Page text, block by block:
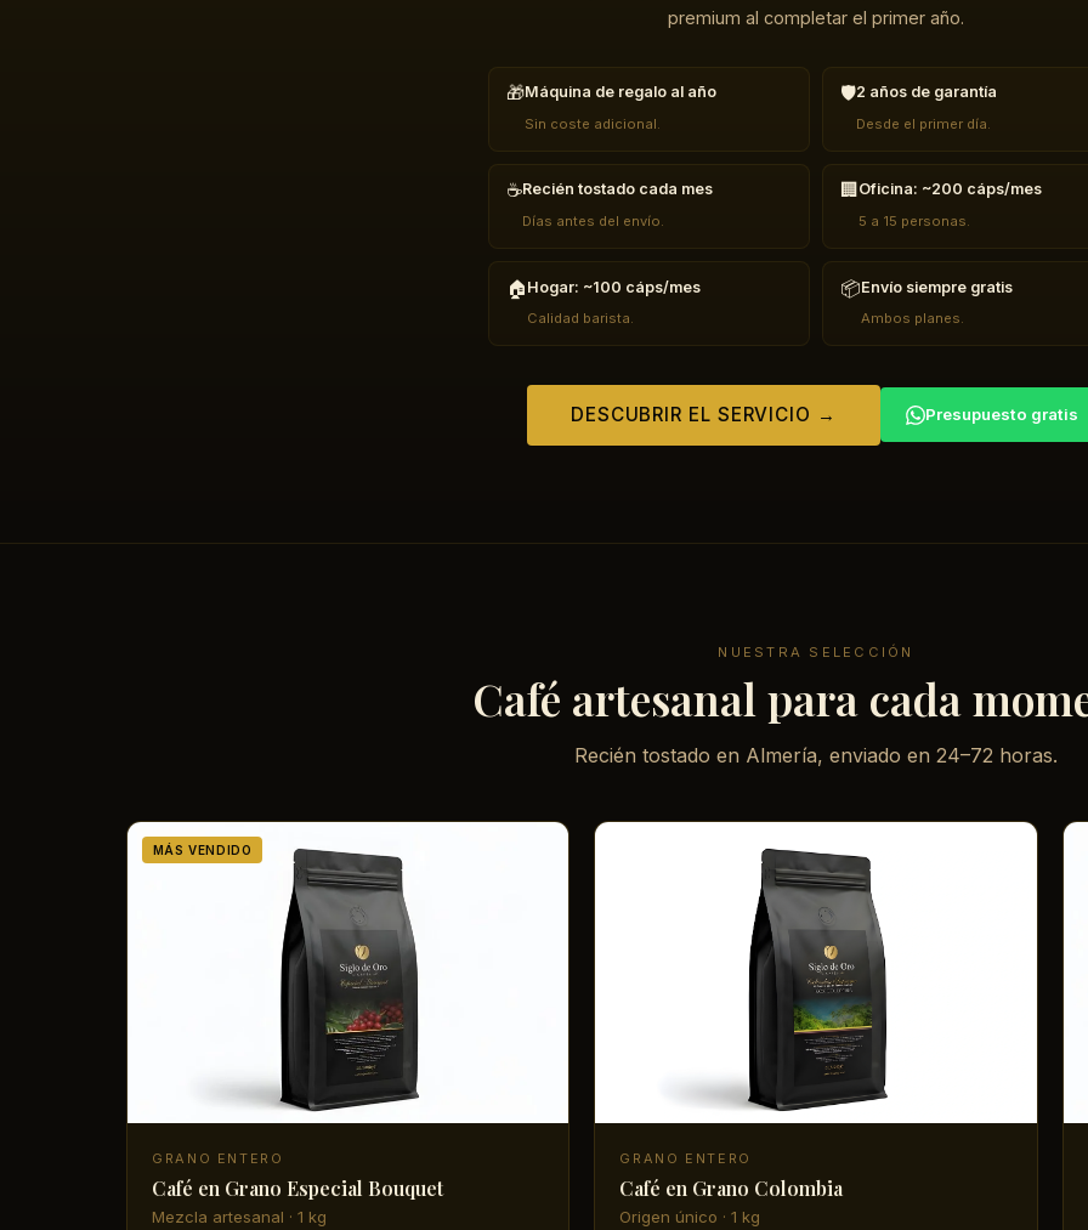
premium al completar el primer año.
🎁Máquina de regalo al año
Sin coste adicional.
🛡️2 años de garantía
Desde el primer día.
☕Recién tostado cada mes
Días antes del envío.
🏢 Oficina: ~200 cáps/mes
5 a 15 personas.
🏠 Hogar: ~100 cáps/mes
Calidad barista.
📦Envío siempre gratis
Ambos planes.
DESCUBRIR EL SERVICIO → Presupuesto gratis
NUESTRA SELECCIÓN
Café artesanal para cada
Recién tostado en Almería, enviado en 24–72 horas.
MÁS VENDIDO
GRANO ENTERO
Café en Grano Especial Bouquet
Mezcla artesanal · 1 kg
GRANO ENTERO
Café en Grano Colombia
Origen único · 1 kg